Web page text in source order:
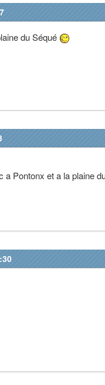
du Séqué
a Pontonx et a la plaine